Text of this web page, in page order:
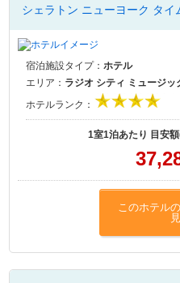
シェラトン ニューヨーク タイ
宿泊施設タイプ：ホテル
エリア： ラジオ シティ ミュージッ
ホテルランク：
1室1泊あたり 目安
このホテル